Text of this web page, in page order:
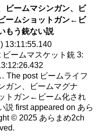
ビームマシンガン、ビ
ームショットガン←ビ
もう銃ない説
13:11:55.140
ビームマスケット銃 3:
The post ビームライフ
ガン、ビームマグナ
トガン←ビーム化され
説 first appeared on あら
© 2025 あらまめ2ch